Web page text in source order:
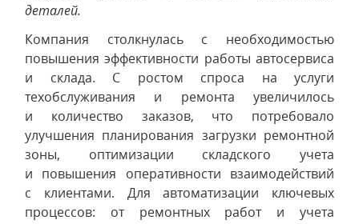
деталей.
Компания столкнулась с необходимостью
повышения эффективности работы автосервиса
и склада. С ростом спроса на услуги
техобслуживания и ремонта увеличилось
и количество заказов, что потребовало
улучшения планирования загрузки ремонтной
зоны, оптимизации складского учета
и повышения оперативности взаимодействий
с клиентами. Для автоматизации ключевых
процессов: от ремонтных работ и учета